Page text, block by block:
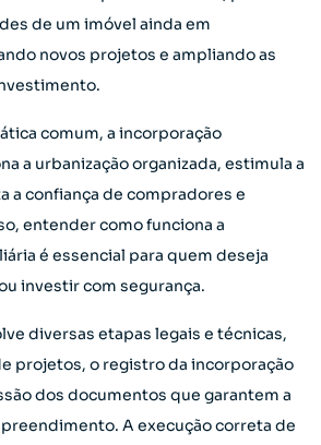
de um imóvel ainda em
novos projetos e ampliando as
comum, a incorporação
a urbanização organizada, estimula a
a confiança de compradores e
entender como funciona a
é essencial para quem deseja
investir com segurança.
diversas etapas legais e técnicas,
projetos, o registro da incorporação
dos documentos que garantem a
A execução correta de